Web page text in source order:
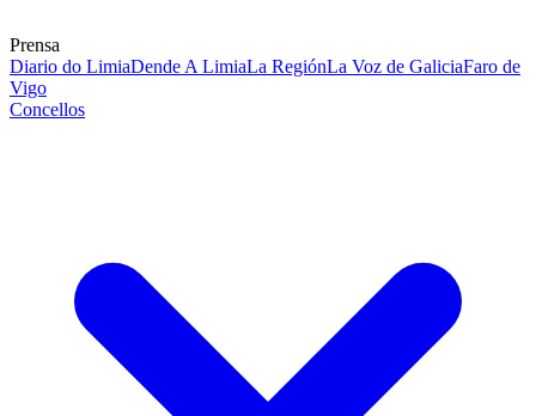
Prensa
Diario do LimiaDende A LimiaLa RegiónLa Voz de GaliciaFaro de
Vigo
Concellos